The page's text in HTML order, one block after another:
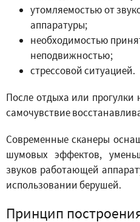
утомляемостью от
аппаратуры;
необходимостью
неподвижностью;
стрессовой ситуацией.
После отдыха или прогулки
самочувствие
Современные сканеры
шумовых эффектов,
звуков работающей
использовании берушей.
Принцип